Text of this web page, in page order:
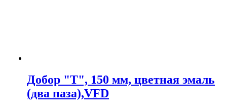
Добор "Т", 150 мм, цветная эмаль
(два паза),VFD